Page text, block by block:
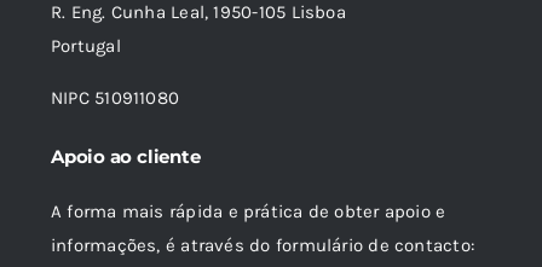
R. Eng. Cunha Leal, 1950-105 Lisboa
Portugal
NIPC 510911080
Apoio ao cliente
A forma mais rápida e prática de obter apoio e
informações, é através do formulário de contacto: